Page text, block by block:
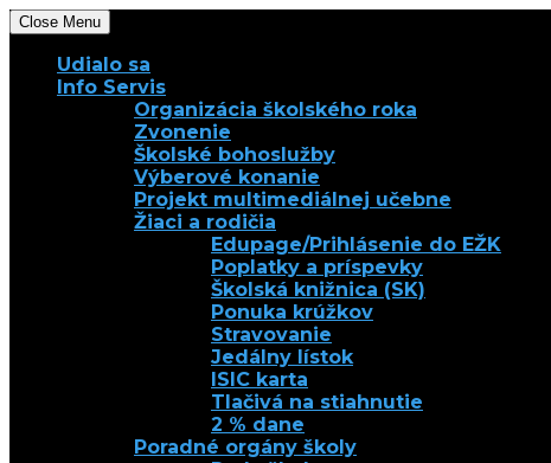
Close Menu
Udialo sa
Info Servis
Organizácia školského roka
Zvonenie
Školské bohoslužby
Výberové konanie
Projekt multimediálnej učebne
Žiaci a rodičia
Edupage/Prihlásenie do EŽK
Poplatky a príspevky
Školská knižnica (SK)
Ponuka krúžkov
Stravovanie
Jedálny lístok
ISIC karta
Tlačivá na stiahnutie
2 % dane
Poradné orgány školy